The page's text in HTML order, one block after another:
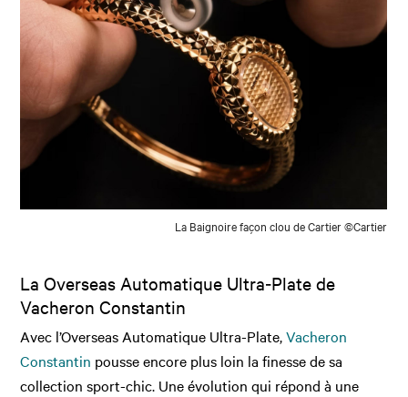
La Baignoire façon clou de Cartier ©Cartier
La Overseas Automatique Ultra‑Plate de
Vacheron Constantin
Avec l’Overseas Automatique Ultra-Plate,Vacheron
Constantin pousse encore plus loin la finesse de sa
collection sport-chic. Une évolution qui répond à une